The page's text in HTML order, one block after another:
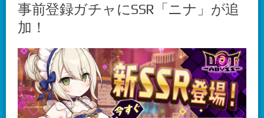
事前登録ガチャにSSR「ニナ」が追
加！